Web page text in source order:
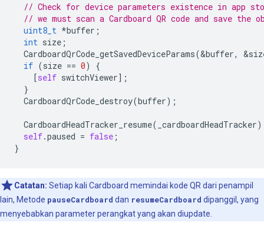
// Check for device parameters existence in app
// we must scan a Cardboard QR code and save the
uint8_t *buffer ;
int size ;
CardboardQrCode_getSavedDeviceParams(&buffer, &
if (size == 0)
{
[self switchViewer];
}
CardboardQrCode_destroy(buffer);
CardboardHeadTracker_resume( _cardboardHeadTracker
self.paused = false ;
}
Catatan: Setiap kali Cardboard memindai kode QR dari penampil
lain, Metode pauseCardboard dan resumeCardboard dipanggil, yang
menyebabkan parameter perangkat yang akan diupdate.